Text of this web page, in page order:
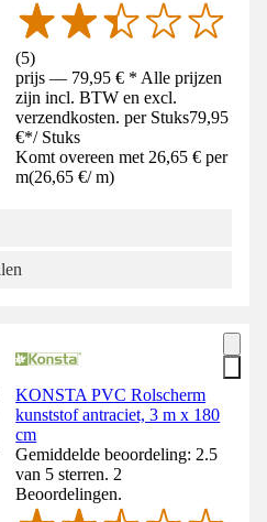
(5)
prijs — 79,95 € * Alle prijzen
zijn incl. BTW en excl.
verzendkosten. per Stuks79,95
€*/ Stuks
Komt overeen met 26,65 € per
m(26,65 €/ m)
KONSTA PVC Rolscherm
kunststof antraciet, 3 m x 180
cm
Gemiddelde beoordeling: 2.5
van 5 sterren. 2
Beoordelingen.